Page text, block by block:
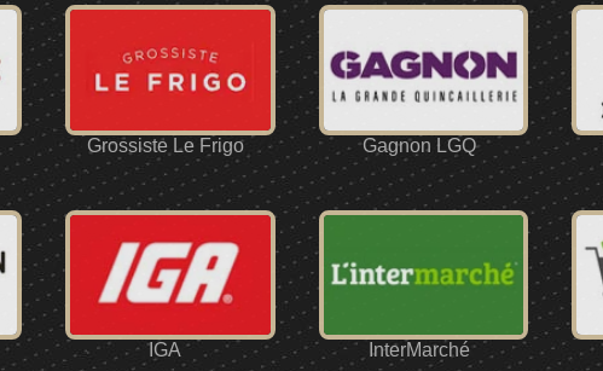
Grossiste Le Frigo Gagnon LGQ
IGA InterMarché